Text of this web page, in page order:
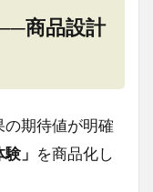
商品設計
期待値が明確
」 を商品化し